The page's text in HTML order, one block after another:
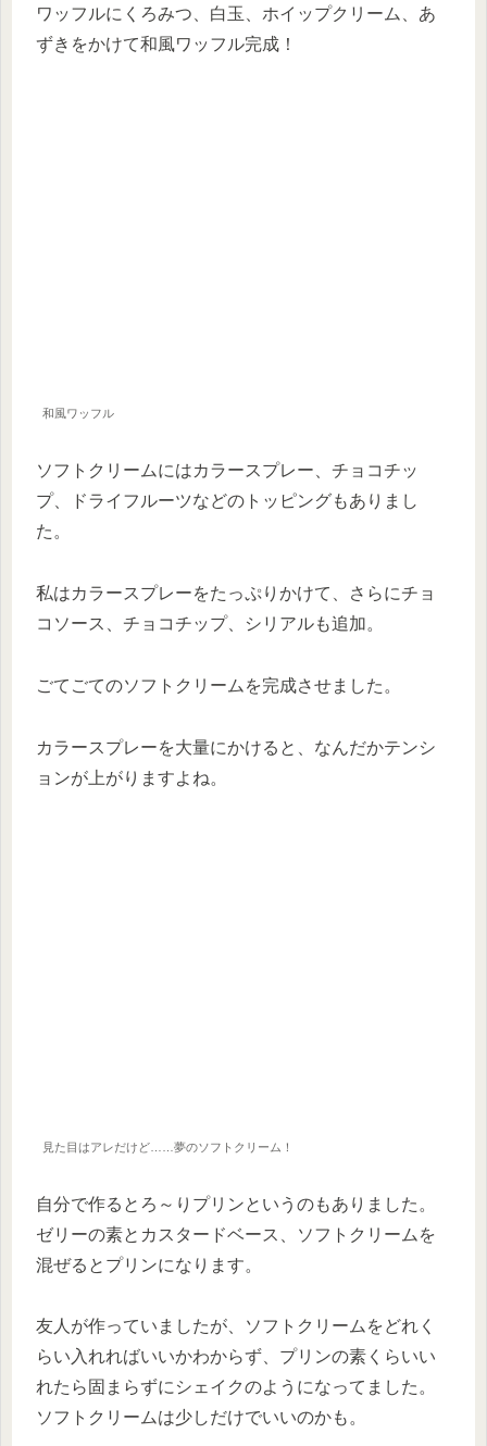
ワッフルにくろみつ、白玉、ホイップクリーム、あ
ずきをかけて和風ワッフル完成！
和風ワッフル
ソフトクリームにはカラースプレー、チョコチッ
プ、ドライフルーツなどのトッピングもありまし
た。
私はカラースプレーをたっぷりかけて、さらにチョ
コソース、チョコチップ、シリアルも追加。
ごてごてのソフトクリームを完成させました。
カラースプレーを大量にかけると、なんだかテンシ
ョンが上がりますよね。
見た目はアレだけど……夢のソフトクリーム！
自分で作るとろ～りプリンというのもありました。
ゼリーの素とカスタードベース、ソフトクリームを
混ぜるとプリンになります。
友人が作っていましたが、ソフトクリームをどれく
らい入れればいいかわからず、プリンの素くらいい
れたら固まらずにシェイクのようになってました。
ソフトクリームは少しだけでいいのかも。